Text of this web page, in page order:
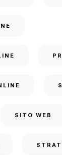
SITO WEB